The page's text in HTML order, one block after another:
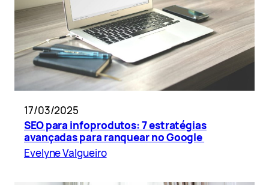
17/03/2025
SEO para infoprodutos: 7 estratégias
avançadas para ranquear no Google
Evelyne Valgueiro